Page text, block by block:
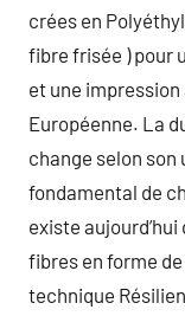
crées en
fibre frisée ) pour
et une
Européenne. La
change selon son
fondamental de
existe
fibres en forme de
technique